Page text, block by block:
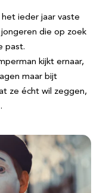
ieder jaar vaste
die op zoek
past.
kijkt ernaar,
maar bijt
ze écht wil zeggen,